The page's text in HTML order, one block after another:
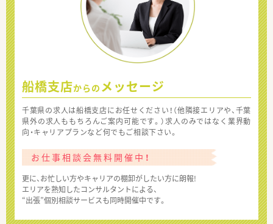
船橋支店からの メッセージ
千葉県の求人は船橋支店にお任せください！（他隣接エリアや、千葉
県外の求人ももちろんご案内可能です。）求人のみではなく業界動
向・キャリアプランなど何でもご相談下さい。
お仕事相談会無料開催中！
更に、お忙しい方やキャリアの棚卸がしたい方に朗報!
エリアを熟知したコンサルタントによる、
“出張”個別相談サービスも同時開催中です。